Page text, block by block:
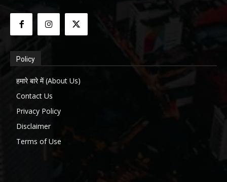
Policy
हमारे बारे में (About Us)
Contact Us
Privacy Policy
Disclaimer
Terms of Use